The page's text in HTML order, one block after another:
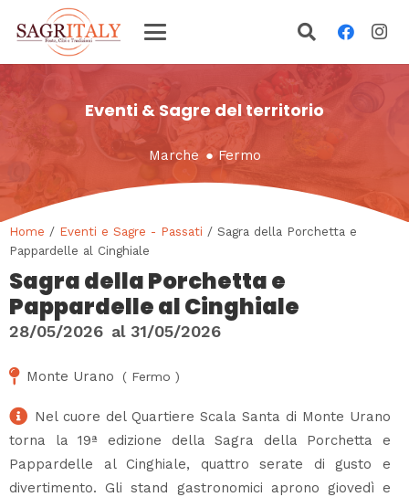
Eventi & Sagre del territorio
Marche ● Fermo
Home / Eventi e Sagre - Passati / Sagra della Porchetta e
Pappardelle al Cinghiale
Sagra della Porchetta e
Pappardelle al Cinghiale
28/05/2026 al 31/05/2026
Monte Urano ( Fermo )
Nel cuore del Quartiere Scala Santa di Monte Urano
torna la 19ª edizione della Sagra della Porchetta e
Pappardelle al Cinghiale, quattro serate di gusto e
divertimento. Gli stand gastronomici aprono giovedì e